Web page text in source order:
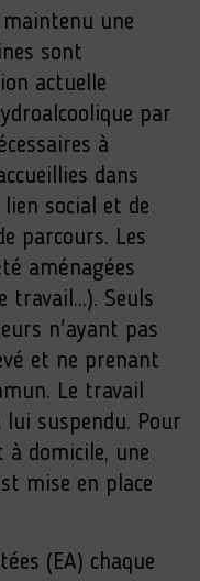
maintenu une
sont
actuelle
par
à
dans
social et de
parcours. Les
aménagées
travail...). Seuls
n'ayant pas
et ne prenant
Le travail
suspendu. Pour
domicile, une
mise en place
(EA) chaque